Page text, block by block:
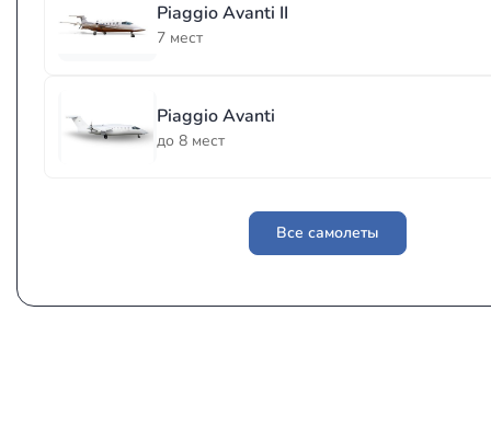
Piaggio Avanti II
7 мест
Piaggio Avanti
до 8 мест
Все самолеты